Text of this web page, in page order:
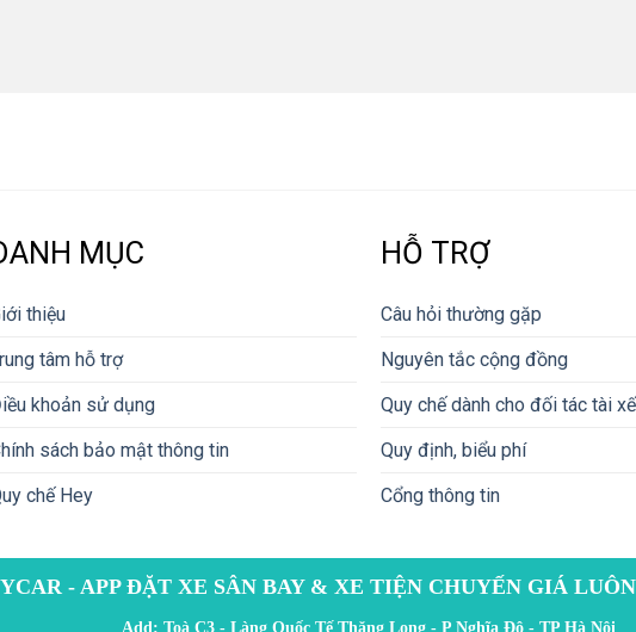
MỤC
thiệu
tâm hỗ trợ
khoản sử dụng
sách bảo mật thông tin
chế Hey
HỖ TRỢ
Câu hỏi thường gặp
Nguyên tắc cộng đồng
Quy chế dành cho đối tác tài xế
Quy định, biểu phí
Cổng thông tin
- APP ĐẶT XE SÂN BAY & XE TIỆN CHUYẾN GIÁ
Add: Toà C3 - Làng Quốc Tế Thăng Long - P Nghĩa Đô - TP Hà Nội